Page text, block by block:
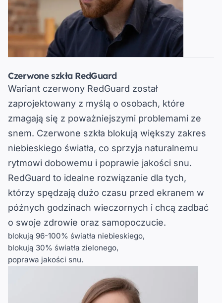
Czerwone szkła RedGuard
Wariant czerwony RedGuard został
zaprojektowany z myślą o osobach, które
zmagają się z poważniejszymi problemami ze
snem. Czerwone szkła blokują większy zakres
niebieskiego światła, co sprzyja naturalnemu
rytmowi dobowemu i poprawie jakości snu.
RedGuard to idealne rozwiązanie dla tych,
którzy spędzają dużo czasu przed ekranem w
późnych godzinach wieczornych i chcą zadbać
o swoje zdrowie oraz samopoczucie.
blokują 96-100% światła niebieskiego,
blokują 30% światła zielonego,
poprawa jakości snu.